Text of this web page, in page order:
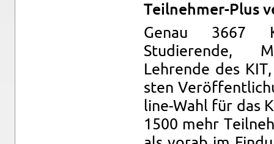
Teil­nehmer-Plus
Genau 3667
Studierende,
Lehrende des
sten
line-Wahl für das
1500 mehr